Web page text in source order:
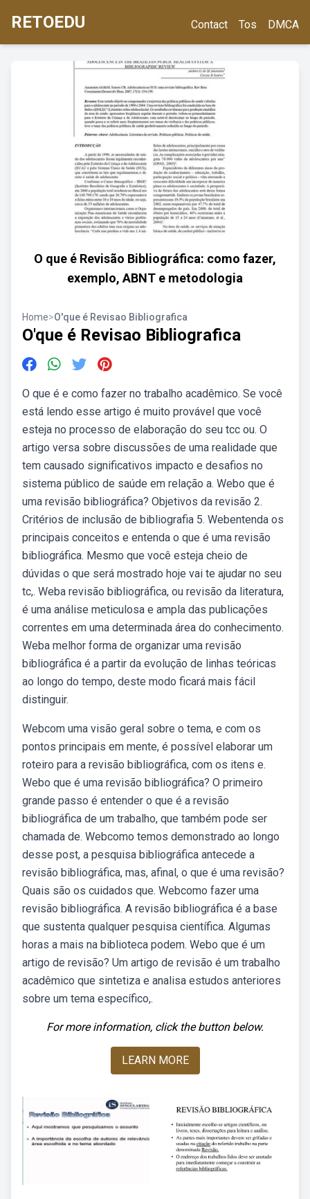
RETOEDU Contact Tos DMCA
O que é Revisão Bibliográfica: como fazer,
exemplo, ABNT e metodologia
Home>O'que é Revisao Bibliografica
O'que é Revisao Bibliografica
O que é e como fazer no trabalho acadêmico. Se você
está lendo esse artigo é muito provável que você
esteja no processo de elaboração do seu tcc ou. O
artigo versa sobre discussões de uma realidade que
tem causado significativos impacto e desafios no
sistema público de saúde em relação a. Webo que é
uma revisão bibliográfica? Objetivos da revisão 2.
Critérios de inclusão de bibliografia 5. Webentenda os
principais conceitos e entenda o que é uma revisão
bibliográfica. Mesmo que você esteja cheio de
dúvidas o que será mostrado hoje vai te ajudar no seu
tc,. Weba revisão bibliográfica, ou revisão da literatura,
é uma análise meticulosa e ampla das publicações
correntes em uma determinada área do conhecimento.
Weba melhor forma de organizar uma revisão
bibliográfica é a partir da evolução de linhas teóricas
ao longo do tempo, deste modo ficará mais fácil
distinguir.
Webcom uma visão geral sobre o tema, e com os
pontos principais em mente, é possível elaborar um
roteiro para a revisão bibliográfica, com os itens e.
Webo que é uma revisão bibliográfica? O primeiro
grande passo é entender o que é a revisão
bibliográfica de um trabalho, que também pode ser
chamada de. Webcomo temos demonstrado ao longo
desse post, a pesquisa bibliográfica antecede a
revisão bibliográfica, mas, afinal, o que é uma revisão?
Quais são os cuidados que. Webcomo fazer uma
revisão bibliográfica. A revisão bibliográfica é a base
que sustenta qualquer pesquisa científica. Algumas
horas a mais na biblioteca podem. Webo que é um
artigo de revisão? Um artigo de revisão é um trabalho
acadêmico que sintetiza e analisa estudos anteriores
sobre um tema específico,.
For more information, click the button below.
LEARN MORE